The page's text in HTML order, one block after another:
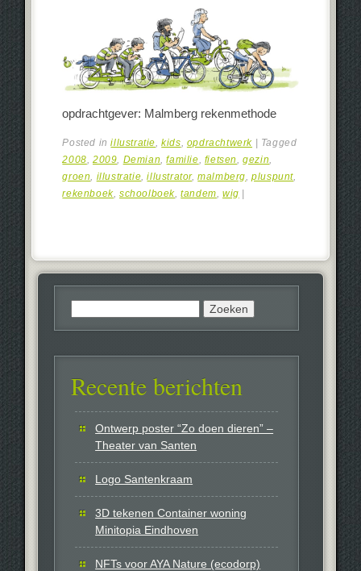
opdrachtgever: Malmberg rekenmethode
Posted inillustratie,kids, opdrachtwerk | Tagged
2008,2009, Demian,familie, fietsen,gezin,
groen, illustratie,illustrator,malmberg,pluspunt,
rekenboek,schoolboek,tandem,wig |
Zoeken
naar:
Recente berichten
Ontwerp poster “Zo doen dieren” –
Theater van Santen
Logo Santenkraam
3D tekenen Container woning
Minitopia Eindhoven
NFTs voor AYA Nature (ecodorp)